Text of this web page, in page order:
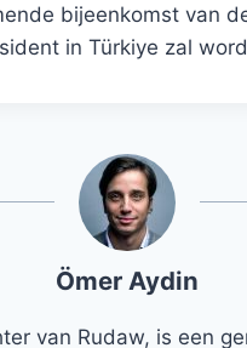
bijeenkomst van
in Türkiye zal
Ömer Aydin
van Rudaw, is een